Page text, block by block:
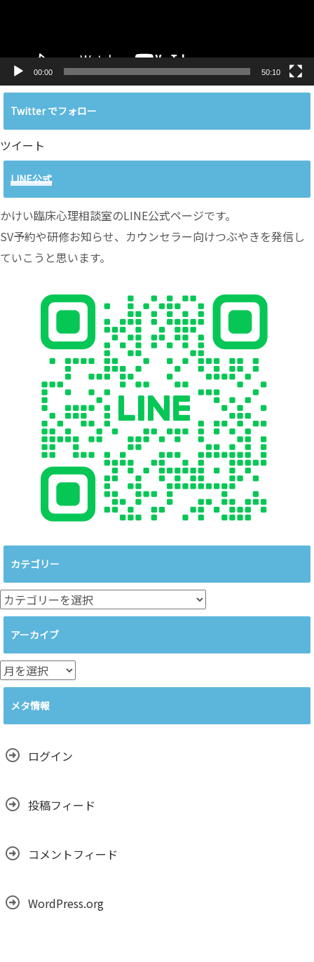
00:00 50:10
Twitter でフォロー
ツイート
LINE公式
かけい臨床心理相談室のLINE公式ページです。
SV予約や研修お知らせ、カウンセラー向けつぶやきを発信し
ていこうと思います。
カテゴリー
カ
テ
リ
ー
アーカイブ
ア
ー
イ
メタ情報
ログイン
投稿フィード
コメントフィード
WordPress.org